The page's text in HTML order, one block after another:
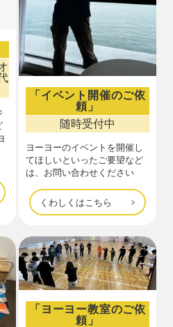
「イベント開催のご依
頼」
随時受付中
ヨーヨーのイベントを開催し
てほしいといったご要望など
は、お問い合わせください
くわしくはこちら
「ヨーヨー教室のご依
頼」